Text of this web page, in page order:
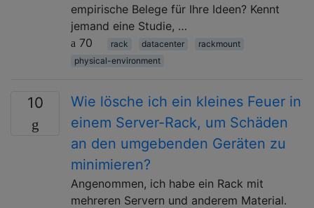
empirische Belege für Ihre Ideen? Kennt
jemand eine Studie, …
70
rack datacenter
rackmount
physical-environment
10
Wie lösche ich ein kleines Feuer in
einem Server-Rack, um Schäden
an den umgebenden Geräten zu
minimieren?
Angenommen, ich habe ein Rack mit
mehreren Servern und anderem Material.